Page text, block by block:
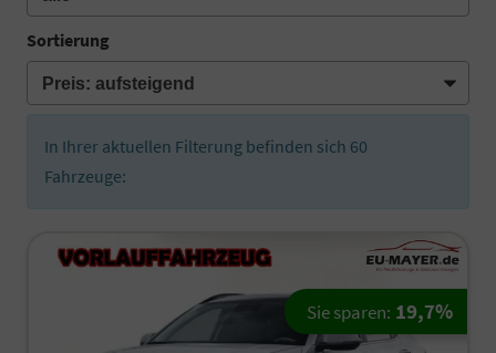
Sortierung
In Ihrer aktuellen Filterung befinden sich 60
Fahrzeuge:
Sie sparen: 19,7%